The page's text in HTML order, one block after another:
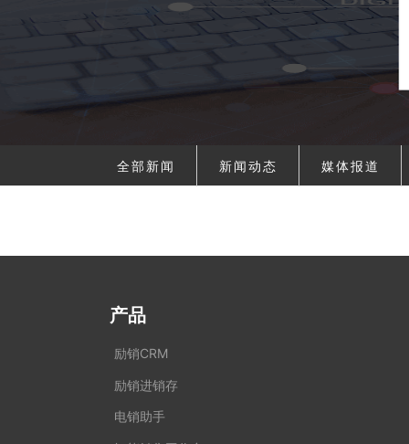
全部新闻 新闻动态 媒体报道
产品
励销CRM
励销进销存
电销助手